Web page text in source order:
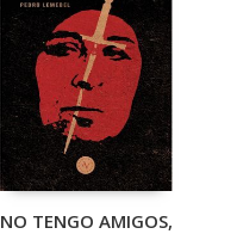
NO TENGO AMIGOS,